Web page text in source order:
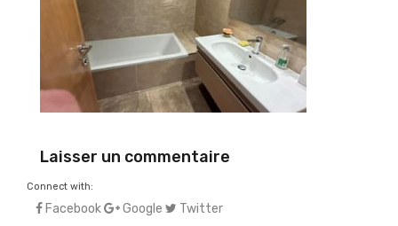
Laisser un commentaire
Connect with:
Facebook Google
Twitter